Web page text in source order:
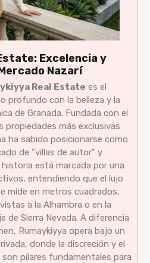
Excelencia y
Nazarí
Real Estate es el
profundo con la belleza y la
de Granada. Fundada con el
más exclusivas
ha sabido posicionarse como
de "villas de autor" y
está marcada por una
entendiendo que el lujo
mide en metros cuadrados,
a la Alhambra o en la
de Sierra Nevada. A diferencia
Rumaykiyya opera bajo un
donde la discreción y el
pilares fundamentales para